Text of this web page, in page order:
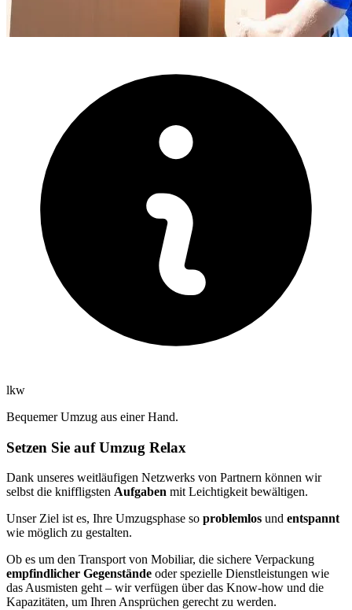
lkw
Bequemer Umzug aus einer Hand.
Setzen Sie auf Umzug Relax
Dank unseres weitläufigen Netzwerks von Partnern können wir
selbst die kniffligsten Aufgaben mit Leichtigkeit bewältigen.
Unser Ziel ist es, Ihre Umzugsphase so problemlos und entspannt
wie möglich zu gestalten.
Ob es um den Transport von Mobiliar, die sichere Verpackung
empfindlicher Gegenstände oder spezielle Dienstleistungen wie
das Ausmisten geht – wir verfügen über das Know-how und die
Kapazitäten, um Ihren Ansprüchen gerecht zu werden.